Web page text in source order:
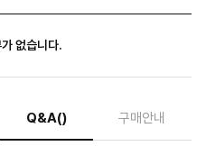
없습니다.
Q&A() 구매안내